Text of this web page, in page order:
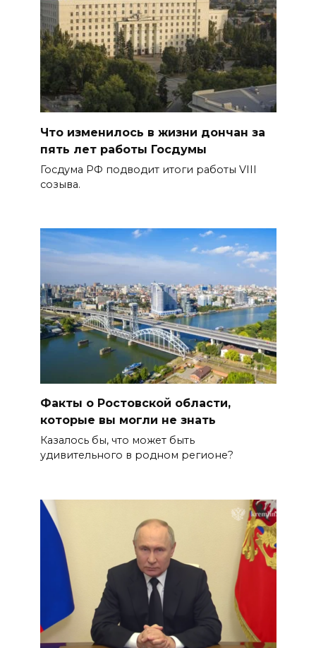
Что изменилось в жизни дончан за
пять лет работы Госдумы
Госдума РФ подводит итоги работы VIII
созыва.
Факты о Ростовской области,
которые вы могли не знать
Казалось бы, что может быть
удивительного в родном регионе?